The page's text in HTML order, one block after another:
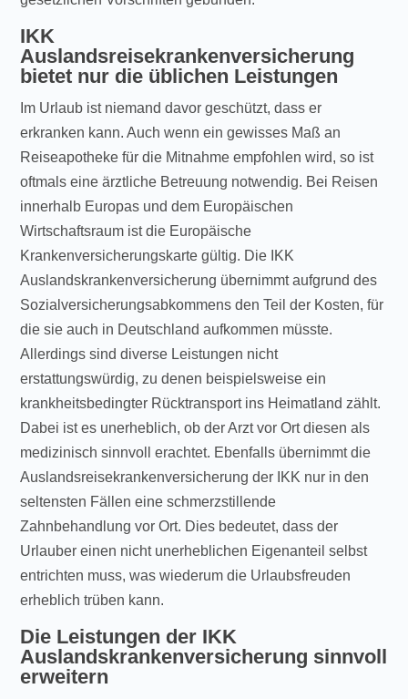
IKK
Auslandsreisekrankenversicherung
bietet nur die üblichen Leistungen
Im Urlaub ist niemand davor geschützt, dass er
erkranken kann. Auch wenn ein gewisses Maß an
Reiseapotheke für die Mitnahme empfohlen wird, so ist
oftmals eine ärztliche Betreuung notwendig. Bei Reisen
innerhalb Europas und dem Europäischen
Wirtschaftsraum ist die Europäische
Krankenversicherungskarte gültig. Die IKK
Auslandskrankenversicherung übernimmt aufgrund des
Sozialversicherungsabkommens den Teil der Kosten, für
die sie auch in Deutschland aufkommen müsste.
Allerdings sind diverse Leistungen nicht
erstattungswürdig, zu denen beispielsweise ein
krankheitsbedingter Rücktransport ins Heimatland zählt.
Dabei ist es unerheblich, ob der Arzt vor Ort diesen als
medizinisch sinnvoll erachtet. Ebenfalls übernimmt die
Auslandsreisekrankenversicherung der IKK nur in den
seltensten Fällen eine schmerzstillende
Zahnbehandlung vor Ort. Dies bedeutet, dass der
Urlauber einen nicht unerheblichen Eigenanteil selbst
entrichten muss, was wiederum die Urlaubsfreuden
erheblich trüben kann.
Die Leistungen der IKK
Auslandskrankenversicherung sinnvoll
erweitern